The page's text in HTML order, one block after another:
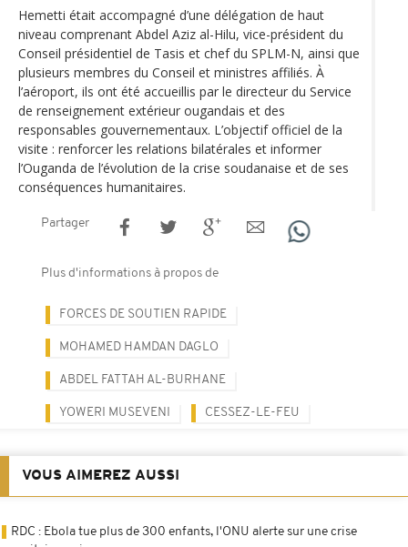
Hemetti était accompagné d’une délégation de haut
niveau comprenant Abdel Aziz al-Hilu, vice-président du
Conseil présidentiel de Tasis et chef du SPLM-N, ainsi que
plusieurs membres du Conseil et ministres affiliés. À
l’aéroport, ils ont été accueillis par le directeur du Service
de renseignement extérieur ougandais et des
responsables gouvernementaux. L’objectif officiel de la
visite : renforcer les relations bilatérales et informer
l’Ouganda de l’évolution de la crise soudanaise et de ses
conséquences humanitaires.
Partager
Plus d'informations à propos de
FORCES DE SOUTIEN RAPIDE
MOHAMED HAMDAN DAGLO
ABDEL FATTAH AL-BURHANE
YOWERI MUSEVENI CESSEZ-LE-FEU
VOUS AIMEREZ AUSSI
RDC : Ebola tue plus de 300 enfants, l'ONU alerte sur une crise